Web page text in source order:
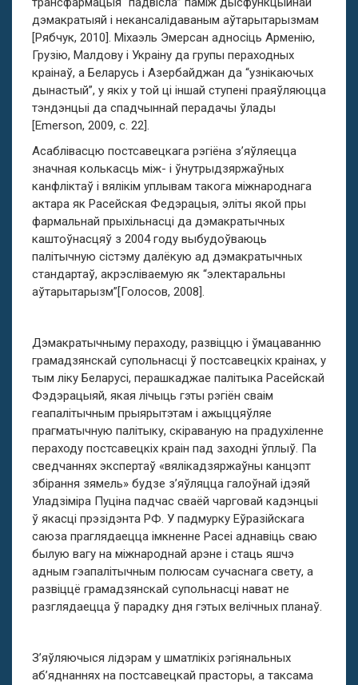
дэмакратыяй і некансалідаваным аўтарытарызмам
[Рябчук, 2010]. Міхаэль Эмерсан адносіць Арменію,
Грузію, Малдову і Украіну да групы пераходных
краінаў, а Беларусь і Азербайджан да “узнікаючых
дынастый”, у якіх у той ці іншай ступені праяўляюцца
тэндэнцыі да спадчыннай перадачы ўлады
[Emerson, 2009, c. 22].
Асаблівасцю постсавецкага рэгіёна з’яўляецца
значная колькасць між- і ўнутрыдзяржаўных
канфліктаў і вялікім уплывам такога міжнароднага
актара як Расейская Федэрацыя, эліты якой пры
фармальнай прыхільнасці да дэмакратычных
каштоўнасцяў з 2004 году выбудоўваюць
палітычную сістэму далёкую ад дэмакратычных
стандартаў, акрэсліваемую як “электаральны
аўтарытарызм”[Голосов, 2008].
Дэмакратычныму пераходу, развіццю і ўмацаванню
грамадзянскай супольнасці ў постсавецкіх краінах, у
тым ліку Беларусі, перашкаджае палітыка Расейскай
Фэдэрацыяй, якая лічыць гэты рэгіён сваім
геапалітычным прыярытэтам і ажыццяўляе
прагматычную палітыку, скіраваную на прадухіленне
пераходу постсавецкіх краін пад заходні ўплыў. Па
сведчаннях экспертаў «вялікадзяржаўны канцэпт
збірання зямель» будзе з’яўляцца галоўнай ідэяй
Уладзіміра Пуціна падчас сваёй чарговай кадэнцыі
ў якасці прэзідэнта РФ. У падмурку Еўразійскага
саюза праглядаецца імкненне Расеі аднавіць сваю
былую вагу на міжнароднай арэне і стаць яшчэ
адным гэапалітычным полюсам сучаснага свету, а
развіццё грамадзянскай супольнасці нават не
разглядаецца ў парадку дня гэтых велічных планаў.
З’яўляючыся лідэрам у шматлікіх рэгіянальных
аб’яднаннях на постсавецкай прасторы, а таксама